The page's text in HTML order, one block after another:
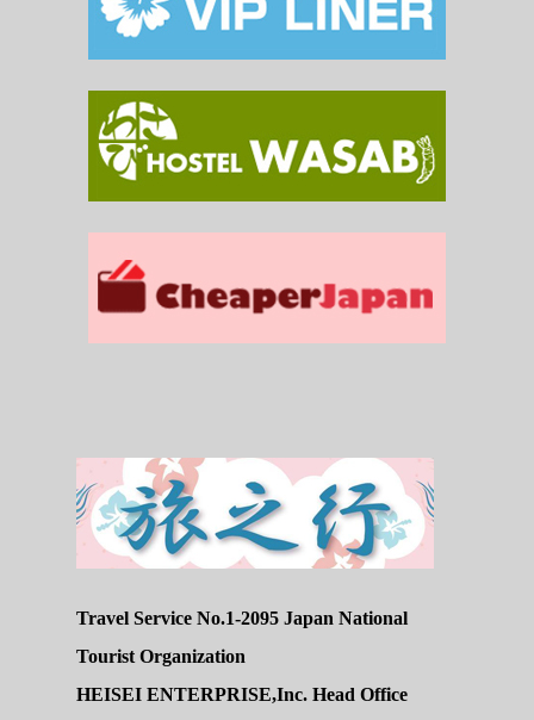
Travel Service No.1-2095 Japan National
Tourist Organization
HEISEI ENTERPRISE,Inc. Head Office